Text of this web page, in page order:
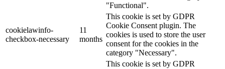
"Functional".
cookielawinfo-
checkbox-necessary
11
months
This cookie is set by GDPR
Cookie Consent plugin. The
cookies is used to store the user
consent for the cookies in the
category "Necessary".
This cookie is set by GDPR